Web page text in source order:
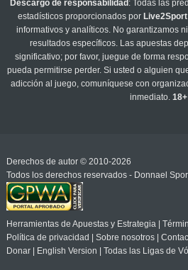
Descargo de responsabilidad : Todas las
estadísticos proporcionados por
informativos y analíticos. No garantizamos
resultados específicos. Las apuestas
significativo; por favor, juegue de forma
pueda permitirse perder. Si usted o alguien
adicción al juego, comuníquese con
inmediato.18+
Derechos de autor © 2010-2026
Todos los derechos reservados - Donnael
Herramientas de Apuestas y Estrategia|
Política de privacidad
Sobre nosotros|
Donar| English Version Todas las Ligas de